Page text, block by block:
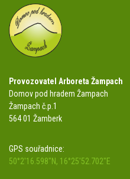
Provozovatel Arboreta Žampach
Domov pod hradem Žampach
Žampach č.p.1
564 01 Žamberk
GPS souřadnice:
50°2'16.598"N, 16°25'52.702"E